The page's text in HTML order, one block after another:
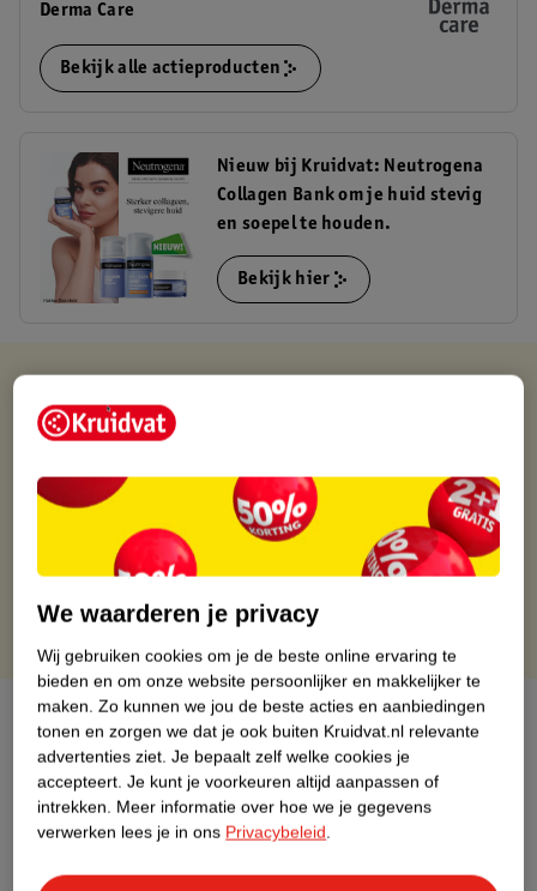
Derma Care
Bekijk alle actieproducten
Nieuw bij Kruidvat: Neutrogena
Collagen Bank om je huid stevig
en soepel te houden.
Bekijk hier
Gratis ophalen in de winkel
Op werkdagen voor 22:00 uur besteld, volgende dag in huis
Gratis thuisbezorgd vanaf 50.00
Gratis retourneren binnen 30 dagen
Gratis punten met je Kruidvat kaart
Over dit product
Productinformatie
Etiketinformatie
We waarderen je privacy
Wij gebruiken cookies om je de beste online ervaring te
bieden en om onze website persoonlijker en makkelijker te
maken. Zo kunnen we jou de beste acties en aanbiedingen
tonen en zorgen we dat je ook buiten Kruidvat.nl relevante
advertenties ziet. Je bepaalt zelf welke cookies je
accepteert. Je kunt je voorkeuren altijd aanpassen of
intrekken. Meer informatie over hoe we je gegevens
verwerken lees je in ons Privacybeleid.